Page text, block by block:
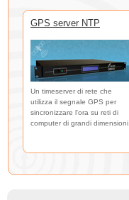
GPS server NTP
Un timeserver di rete che
utilizza il segnale GPS per
sincronizzare l'ora su reti di
computer di grandi dimensioni.